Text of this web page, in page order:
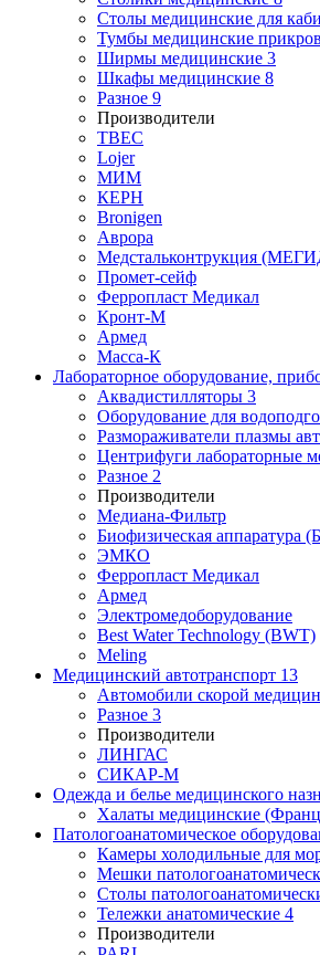
Столы медицинские для
Тумбы медицинские
Ширмы медицинские 3
Шкафы медицинские 8
Разное 9
Производители
ТВЕС
Lojer
МИМ
КЕРН
Bronigen
Аврора
Медстальконтрукция
Промет-сейф
Ферропласт Медикал
Кронт-М
Армед
Масса-К
Лабораторное оборудование,
Аквадистилляторы 3
Оборудование для
Размораживатели плазмы
Центрифуги лабораторные
Разное 2
Производители
Медиана-Фильтр
Биофизическая аппаратура
ЭМКО
Ферропласт Медикал
Армед
Электромедоборудование
Best Water Technology (BWT)
Meling
Медицинский автотранспорт 13
Автомобили скорой
Разное 3
Производители
ЛИНГАС
СИКАР-М
Одежда и белье медицинского
Халаты медицинские
Патологоанатомическое
Камеры холодильные для
Мешки
Столы
Тележки анатомические 4
Производители